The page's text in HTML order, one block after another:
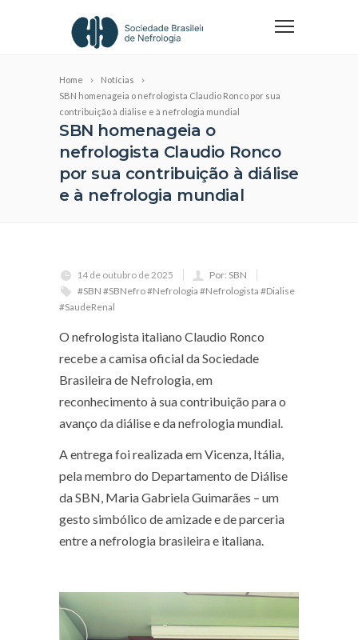
Home
Notícias
SBN homenageia o nefrologista Claudio Ronco por sua
contribuição à diálise e à nefrologia mundial
SBN homenageia o
nefrologista Claudio Ronco
por sua contribuição à diálise
e à nefrologia mundial
14 de outubro de 2025
Por: SBN
#SBN #SBNefro #Nefrologia #Nefrologista #Dialise
#SaudeRenal
O nefrologista italiano Claudio Ronco
recebe a camisa oficial da Sociedade
Brasileira de Nefrologia, em
reconhecimento à sua contribuição para o
avanço da diálise e da nefrologia mundial.
A entrega foi realizada em Vicenza, Itália,
pela membro do Departamento de Diálise
da SBN, Maria Gabriela Guimarães – um
gesto simbólico de amizade e de parceria
entre a nefrologia brasileira e italiana.